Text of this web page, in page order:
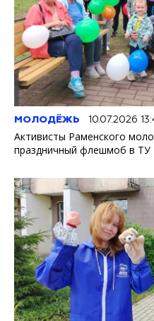
МОЛОДЁЖЬ 10.07.2026
Активисты Раменского
праздничный флешмоб в ТУ